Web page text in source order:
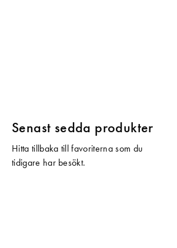
Senast sedda produkter
Hitta tillbaka till favoriterna som du
tidigare har besökt.